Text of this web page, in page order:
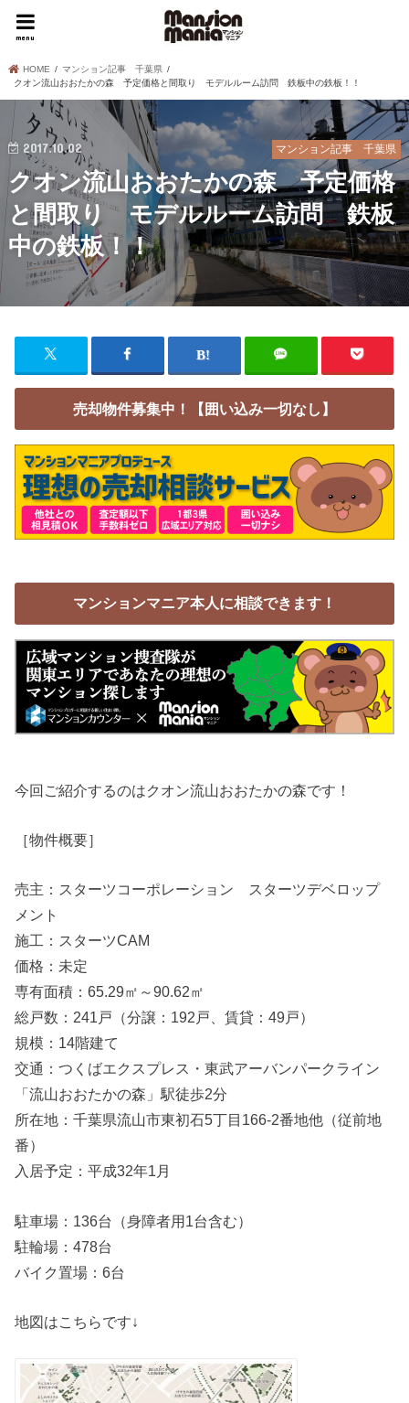
menu
HOME
マンション記事 千葉県
クオン流山おおたかの森 予定価格と間取り モデルルーム訪問 鉄板中の鉄板！！
マンション記事 千葉県
2017.10.02
クオン流山おおたかの森 予定価格
と間取り モデルルーム訪問 鉄板
中の鉄板！！
売却物件募集中！【囲い込み一切なし】
マンションマニア本人に相談できます！
今回ご紹介するのはクオン流山おおたかの森です！
［物件概要］
売主：スターツコーポレーション スターツデベロップ
メント
施工：スターツCAM
価格：未定
専有面積：65.29㎡～90.62㎡
総戸数：241戸（分譲：192戸、賃貸：49戸）
規模：14階建て
交通：つくばエクスプレス・東武アーバンパークライン
「流山おおたかの森」駅徒歩2分
所在地：千葉県流山市東初石5丁目166-2番地他（従前地
番）
入居予定：平成32年1月
駐車場：136台（身障者用1台含む）
駐輪場：478台
バイク置場：6台
地図はこちらです↓